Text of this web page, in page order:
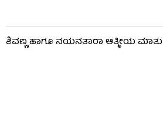
ಶಿವಣ್ಣ ಹಾಗೂ ನಯನತಾರಾ ಆತ್ಮೀಯ ಮಾತು